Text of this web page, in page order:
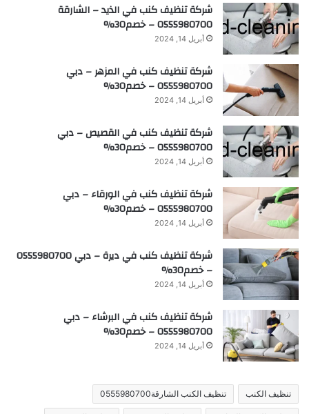
شركة تنظيف كنب في الذيد – الشارقة
0555980700 – خصم30%
أبريل 14, 2024
شركة تنظيف كنب في المزهر – دبي
0555980700 – خصم30%
أبريل 14, 2024
شركة تنظيف كنب في القصيص – دبي
0555980700 – خصم30%
أبريل 14, 2024
شركة تنظيف كنب في الورقاء – دبي
0555980700 – خصم30%
أبريل 14, 2024
شركة تنظيف كنب في ديرة – دبي 0555980700
– خصم30%
أبريل 14, 2024
شركة تنظيف كنب في البرشاء – دبي
0555980700 – خصم30%
أبريل 14, 2024
تنظيف الكنب تنظيف الكنب الشارقة0555980700